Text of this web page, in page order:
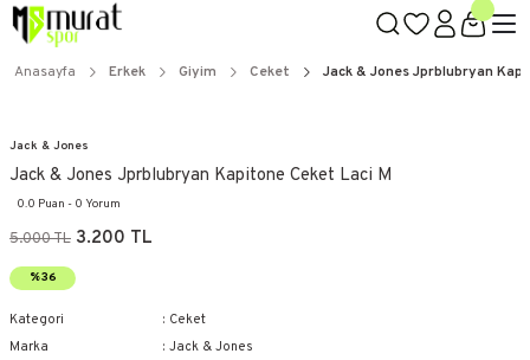
Anasayfa Erkek Giyim Ceket Jack & Jones Jprblubryan
Jack & Jones
Jack & Jones Jprblubryan Kapitone Ceket Laci M
0.0 Puan - 0 Yorum
5.000 TL 3.200 TL
%36
Kategori
Ceket
Marka
Jack & Jones